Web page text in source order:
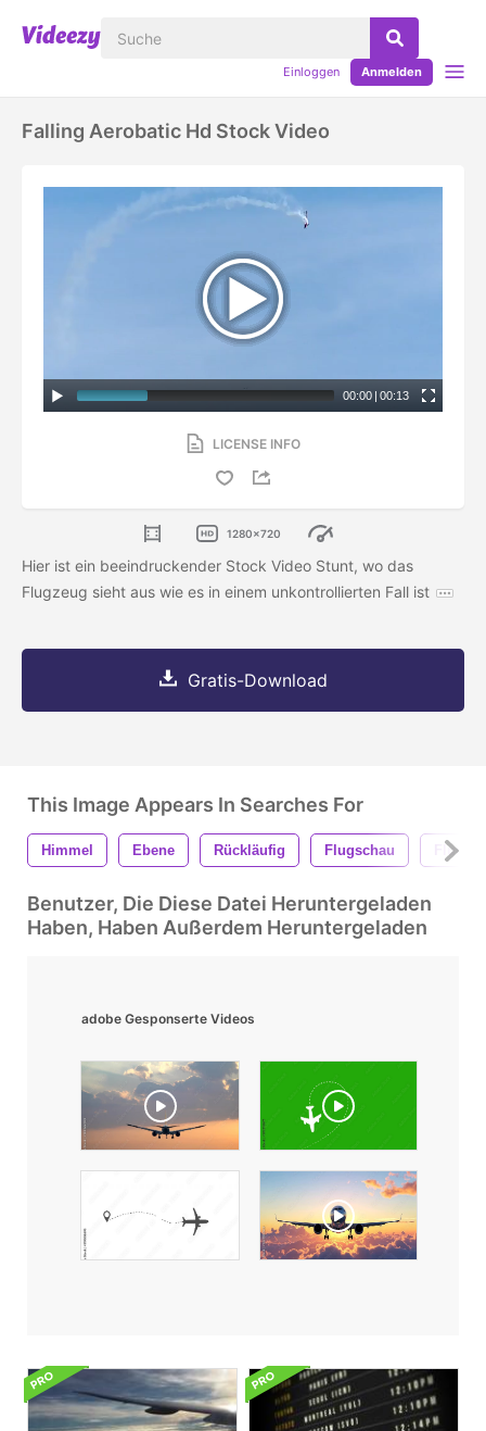
Einloggen Anmelden
Falling Aerobatic Hd Stock Video
00:00 | 00:13
LICENSE INFO
1280x720
Hier ist ein beeindruckender Stock Video Stunt, wo das
Flugzeug sieht aus wie es in einem unkontrollierten Fall ist
Gratis-Download
This Image Appears In Searches For
Himmel Ebene Rückläufig Flugschau
Benutzer, Die Diese Datei Heruntergeladen
Haben, Haben Außerdem Heruntergeladen
adobe Gesponserte Videos